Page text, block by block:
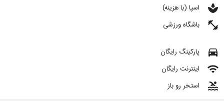
spa اسپا (با هزینه)
fitness_center باشگاه ورزشی
directions_car پارکینگ رایگان
wifi اینترنت رایگان
pool استخر رو باز